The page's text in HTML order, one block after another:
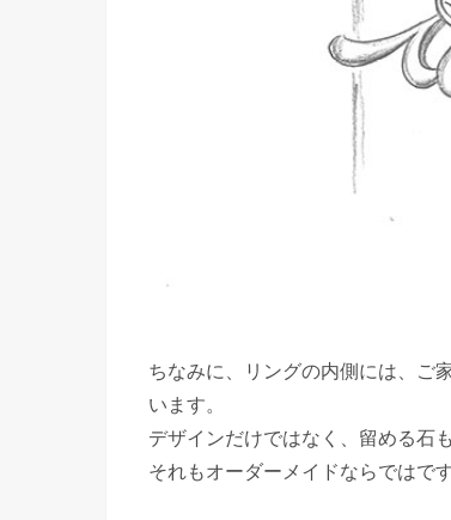
ちなみに、リングの内側には、ご
います。
デザインだけではなく、留める石
それもオーダーメイドならではです